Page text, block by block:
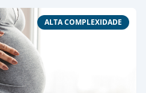
ALTA COMPLEXIDADE